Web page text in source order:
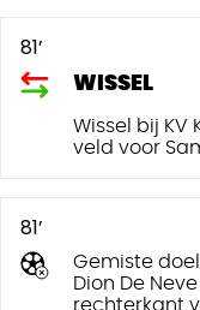
81’
WISSEL
Wissel bij KV
veld voor
81’
Gemiste
Dion De
rechterkant